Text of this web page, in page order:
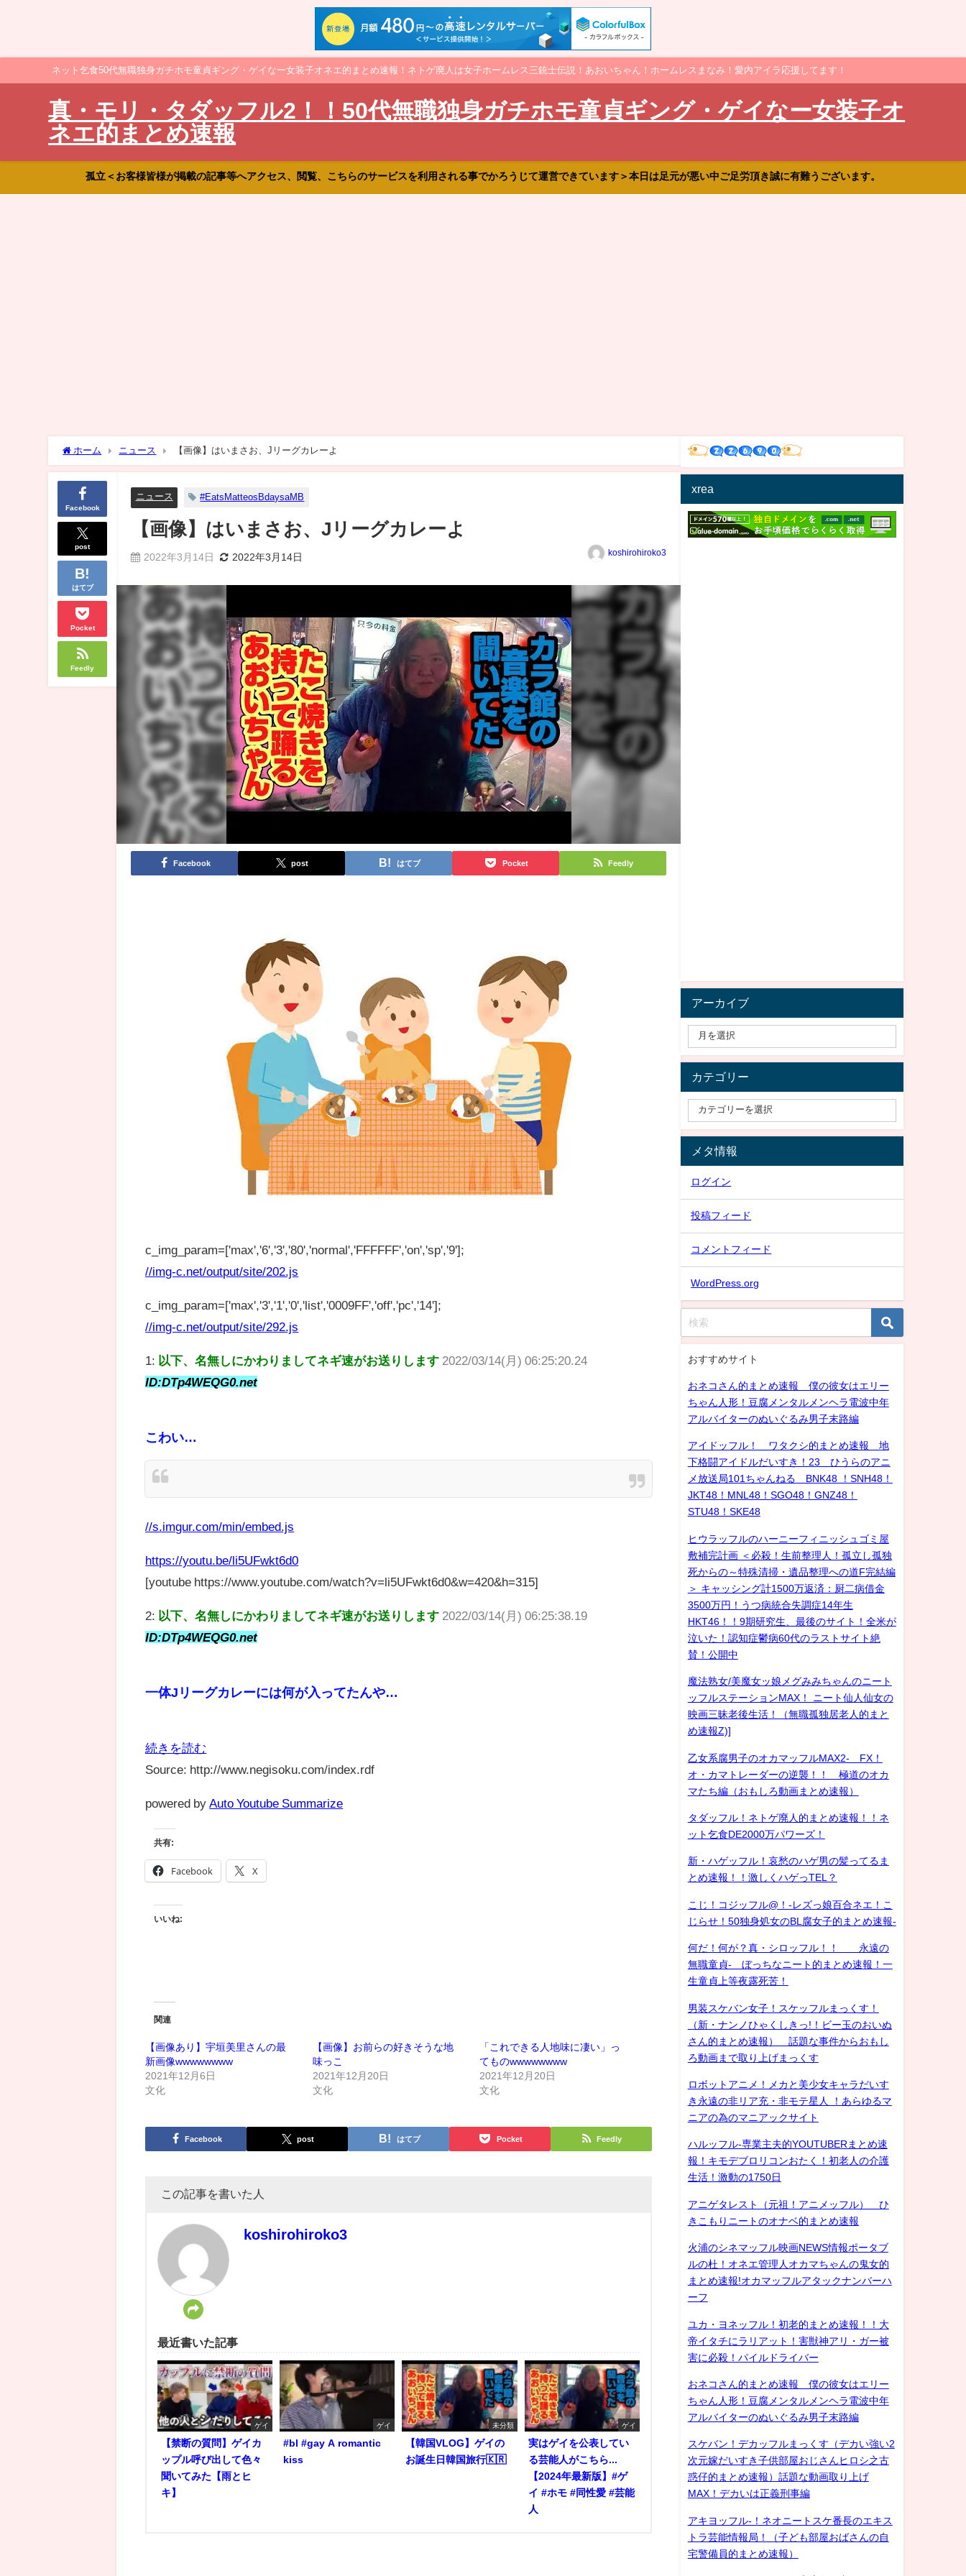
ネット乞食50代無職独身ガチホモ童貞ギング・ゲイなー女装子オネエ的まとめ速報！ネトゲ廃人は女子ホームレス三銃士伝説！あおいちゃん！ホームレスまなみ！愛内アイラ応援してます！
真・モリ・タダッフル2！！50代無職独身ガチホモ童貞ギング・ゲイなー女装子オ
ネエ的まとめ速報
孤立＜お客様皆様が掲載の記事等へアクセス、閲覧、こちらのサービスを利用される事でかろうじて運営できています＞本日は足元が悪い中ご足労頂き誠に有難うございます。
ホーム ニュース 【画像】はいまさお、Jリーグカレーよ
Facebook
post
はてブ
Pocket
Feedly
ニュース #EatsMatteosBdaysaMB
【画像】はいまさお、Jリーグカレーよ
2022年3月14日 2022年3月14日 koshirohiroko3
Facebook post はてブ Pocket Feedly
c_img_param=['max','6','3','80','normal','FFFFFF','on','sp','9'];
//img-c.net/output/site/202.js
c_img_param=['max','3','1','0','list','0009FF','off','pc','14'];
//img-c.net/output/site/292.js
1: 以下、名無しにかわりましてネギ速がお送りします 2022/03/14(月) 06:25:20.24
ID:DTp4WEQG0.net
こわい…
//s.imgur.com/min/embed.js
https://youtu.be/li5UFwkt6d0
[youtube https://www.youtube.com/watch?v=li5UFwkt6d0&w=420&h=315]
2: 以下、名無しにかわりましてネギ速がお送りします 2022/03/14(月) 06:25:38.19
ID:DTp4WEQG0.net
一体Jリーグカレーには何が入ってたんや…
続きを読む
Source: http://www.negisoku.com/index.rdf
powered by Auto Youtube Summarize
共有:
Facebook X
いいね:
関連
【画像あり】宇垣美里さんの最
新画像wwwwwwww
2021年12月6日
文化
【画像】お前らの好きそうな地
味っこ
2021年12月20日
文化
「これできる人地味に凄い」っ
てものwwwwwwww
2021年12月20日
文化
Facebook post はてブ Pocket Feedly
この記事を書いた人
koshirohiroko3
最近書いた記事
ゲイ
【禁断の質問】ゲイカ
ップル呼び出して色々
聞いてみた【雨とヒ
キ】
ゲイ
#bl #gay A romantic
kiss
未分類
【韓国VLOG】ゲイの
お誕生日韓国旅行🇰🇷
ゲイ
実はゲイを公表してい
る芸能人がこちら...
【2024年最新版】#ゲ
イ #ホモ #同性愛 #芸能
人
xrea
アーカイブ
カテゴリー
メタ情報
ログイン
投稿フィード
コメントフィード
WordPress.org
おすすめサイト
おネコさん的まとめ速報 僕の彼女はエリー
ちゃん人形！豆腐メンタルメンヘラ電波中年
アルバイターのぬいぐるみ男子末路編
アイドッフル！ ワタクシ的まとめ速報 地
下格闘アイドルだいすき！23 ひうらのアニ
メ放送局101ちゃんねる BNK48 ！SNH48！
JKT48！MNL48！SGO48！GNZ48！
STU48！SKE48
ヒウラッフルのハーニーフィニッシュゴミ屋
敷補完計画 ＜必殺！生前整理人！孤立し孤独
死からの～特殊清掃・遺品整理への道F完結編
＞ キャッシング計1500万返済：厨二病借金
3500万円！うつ病統合失調症14年生
HKT46！！9期研究生、最後のサイト！全米が
泣いた！認知症鬱病60代のラストサイト絶
賛！公開中
魔法熟女/美魔女ッ娘メグみみちゃんのニート
ッフルステーションMAX！ ニート仙人仙女の
映画三昧老後生活！（無職孤独居老人的まと
め速報Z)]
乙女系腐男子のオカマッフルMAX2- FX！
オ・カマトレーダーの逆襲！！ 極道のオカ
マたち編（おもしろ動画まとめ速報）
タダッフル！ネトゲ廃人的まとめ速報！！ネ
ット乞食DE2000万パワーズ！
新・ハゲッフル！哀愁のハゲ男の髪ってるま
とめ速報！！激しくハゲっTEL？
こじ！コジッフル@！-レズっ娘百合ネエ！こ
じらせ！50独身処女のBL腐女子的まとめ速報-
何だ！何が？真・シロッフル！！ 永遠の
無職童貞- ぼっちなニート的まとめ速報！一
生童貞上等夜露死苦！
男装スケバン女子！スケッフルまっくす！
（新・ナンノひゃくしきっ!！ビー玉のおいぬ
さん的まとめ速報） 話題な事件からおもし
ろ動画まで取り上げまっくす
ロボットアニメ！メカと美少女キャラだいす
き永遠の非リア充・非モテ星人 ！あらゆるマ
ニアの為のマニアックサイト
ハルッフル-専業主夫的YOUTUBERまとめ速
報！キモデブロリコンおたく！初老人の介護
生活！激動の1750日
アニゲタレスト（元祖！アニメッフル） ひ
きこもりニートのオナベ的まとめ速報
火浦のシネマッフル映画NEWS情報ポータブ
ルの杜！オネエ管理人オカマちゃんの鬼女的
まとめ速報!オカマッフルアタックナンバーハ
ーフ
ユカ・ヨネッフル！初老的まとめ速報！！大
帝イタチにラリアット！害獣神アリ・ガー被
害に必殺！パイルドライバー
おネコさん的まとめ速報 僕の彼女はエリー
ちゃん人形！豆腐メンタルメンヘラ電波中年
アルバイターのぬいぐるみ男子末路編
スケバン！デカッフルまっくす（デカい強い2
次元嫁だいすき子供部屋おじさんヒロシ之古
惑仔的まとめ速報）話題な動画取り上げ
MAX！デカいは正義刑事編
アキヨッフル-！ネオニートスケ番長のエキス
トラ芸能情報局！（子ども部屋おばさんの自
宅警備員的まとめ速報）